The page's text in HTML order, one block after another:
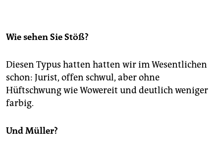
Wie sehen Sie Stöß?
Diesen Typus hatten hatten wir im Wesentlichen
schon: Jurist, offen schwul, aber ohne
Hüftschwung wie Wowereit und deutlich weniger
farbig.
Und Müller?